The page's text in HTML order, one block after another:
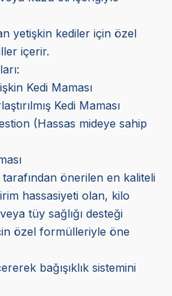
yetişkin kediler için özel
içerir.
Kedi Maması
Kedi Maması
(Hassas mideye sahip
önerilen en kaliteli
hassasiyeti olan, kilo
tüy sağlığı desteği
özel formülleriyle öne
bağışıklık sistemini